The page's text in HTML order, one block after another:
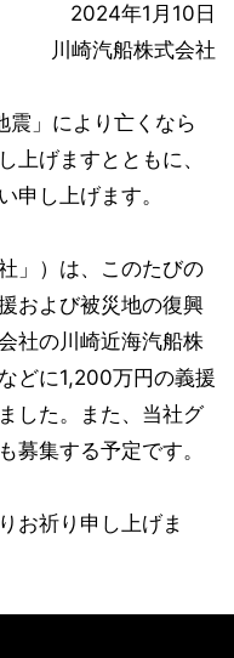
2024年1月10日
川崎汽船株式会社
震」により亡くなら
上げますとともに、
申し上げます。
」）は、このたびの
および被災地の復興
社の川崎近海汽船株
どに1,200万円の義援
した。また、当社グ
募集する予定です。
お祈り申し上げま